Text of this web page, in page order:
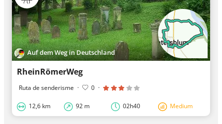
Auf dem Weg in Deutschland
RheinRömerWeg
Ruta de senderisme · 0 ·
12,6 km 92 m 02h40 Medium